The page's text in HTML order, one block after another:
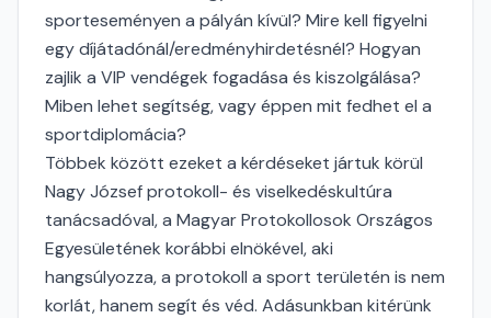
sporteseményen a pályán kívül? Mire kell figyelni
egy díjátadónál/eredményhirdetésnél? Hogyan
zajlik a VIP vendégek fogadása és kiszolgálása?
Miben lehet segítség, vagy éppen mit fedhet el a
sportdiplomácia?
Többek között ezeket a kérdéseket jártuk körül
Nagy József protokoll- és viselkedéskultúra
tanácsadóval, a Magyar Protokollosok Országos
Egyesületének korábbi elnökével, aki
hangsúlyozza, a protokoll a sport területén is nem
korlát, hanem segít és véd. Adásunkban kitérünk